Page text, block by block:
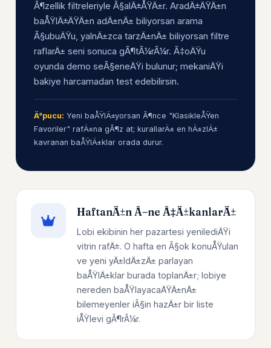
Ã¶zellik filtreleriyle Ã§alÄ±ÅŸÄ±r. AradÄ±ÄŸÄ±n
baÅŸlÄ±ÄŸÄ±n adÄ±nÄ± biliyorsan arama
Ã§ubuÄŸu, yalnÄ±zca tarzÄ±nÄ± biliyorsan filtre
raflarÄ± seni sonuca gÃ¶tÃ¼rÃ¼r. Ã‡oÄŸu
oyunda demo seÃ§eneÄŸi bulunur; mekaniÄŸi
bakiye harcamadan test edebilirsin.
Ä°pucu: Yeni baÅŸlÄ±yorsan Ã¶nce "KlasikleÅŸen
Favoriler" rafÄ±na gÃ¶z at; kurallarÄ± en hÄ±zlÄ±
kavranan baÅŸlÄ±klar orada durur.
HaftanÄ±n Ã–ne Ã‡Ä±kanlarÄ±
Lobi ekibinin her pazartesi yenilediÄŸi
vitrin rafÄ±. O hafta en Ã§ok konuÅŸulan
ve yeni yÄ±ldÄ±zÄ± parlayan
baÅŸlÄ±klar burada toplanÄ±r; lobiye
nereden baÅŸlayacaÄŸÄ±nÄ±
bilemeyenler iÃ§in hazÄ±r bir liste
iÅŸlevi gÃ¶rÃ¼r.